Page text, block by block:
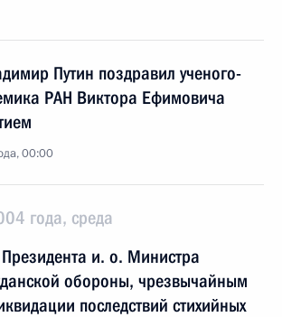
Путин поздравил ученого-
РАН Виктора Ефимовича
00:00
года, среда
и. о. Министра
обороны, чрезвычайным
последствий стихийных